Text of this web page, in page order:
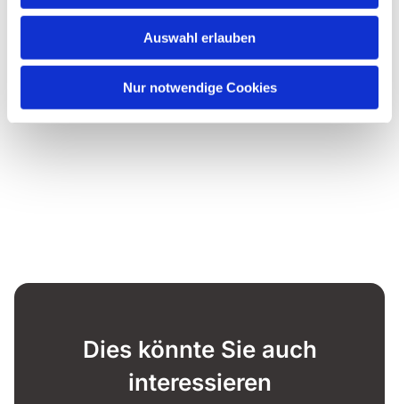
Auswahl erlauben
Nur notwendige Cookies
Dies könnte Sie auch
interessieren